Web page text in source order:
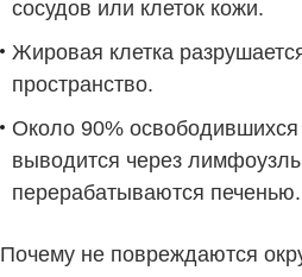
сосудов или клеток кожи.
Жировая клетка
пространство.
Около 90%
выводится через
перерабатываются
Почему не повреждаются